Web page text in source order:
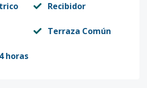
Recibidor
Terraza Común
horas